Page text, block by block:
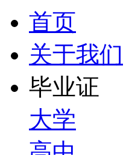
首页
关于我们
毕业证
大学